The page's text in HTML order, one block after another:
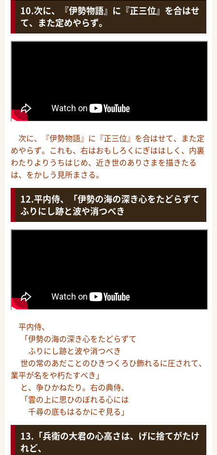
次に、『伊勢物語』に『正三位』を合はせ
て、また定めやらず。
次に、『伊勢物語』に『正三位』を合はせて、また定
めやらず。これも、右はおもしろくにぎははしく、内裏
わたりよりうちはじめ、近き世のありさまを描きたる
は、をかしう見所まさる。
平内侍、「伊勢の海の深き心をたどらずて
ふりにし跡と波や消つべき
平内侍、
「伊勢の海の深き心をたどらずて
ふりにし跡と波や消つべき
世の常のあだことのひきつくろひ飾れるに圧されて、
業平が名をや朽たすべき」
と、争ひかねたり。右の典侍、
「雲の上に思ひのぼれる心には
千尋の底もはるかにぞ見る」
「兵衛の大君の心高さは、げに捨てがたけ
れど、